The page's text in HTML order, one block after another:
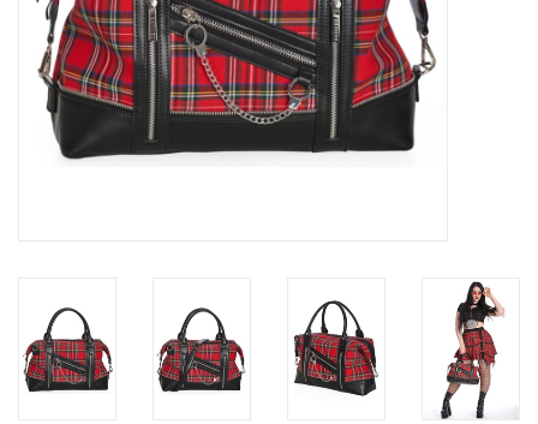
Bezoek ons
Nieuw
Aanbiedingen